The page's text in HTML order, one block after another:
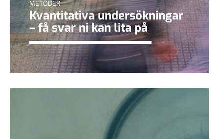
METODER
Kvantitativa undersökningar
– få svar ni kan lita på